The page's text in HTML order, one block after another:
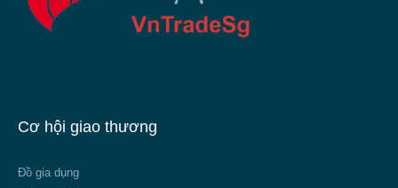
Cơ hội giao thương
Đồ gia dụng